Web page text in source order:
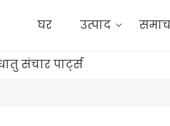
घर उत्पाद
संचार पार्ट्स